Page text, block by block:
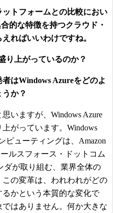
トフォームとの比較におい
的な特徴を持つクラウド・
ればいいわけですね。
り上がっているのか？
Windows Azureをどのよ
か？
いますが、Windows Azure
がっています。Windows
ピューティングは、Amazon
ルスフォース・ドットコム
ダが取り組む、業界全体の
の変革は、われわれがどの
かという本質的な変化で
はありません。何か大きな